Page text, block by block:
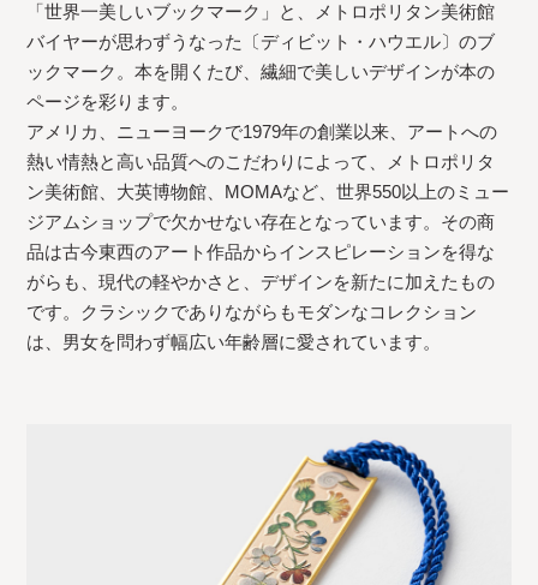
「世界一美しいブックマーク」と、メトロポリタン美術館
バイヤーが思わずうなった〔ディビット・ハウエル〕のブ
ックマーク。本を開くたび、繊細で美しいデザインが本の
ページを彩ります。
アメリカ、ニューヨークで1979年の創業以来、アートへの
熱い情熱と高い品質へのこだわりによって、メトロポリタ
ン美術館、大英博物館、MOMAなど、世界550以上のミュー
ジアムショップで欠かせない存在となっています。その商
品は古今東西のアート作品からインスピレーションを得な
がらも、現代の軽やかさと、デザインを新たに加えたもの
です。クラシックでありながらもモダンなコレクション
は、男女を問わず幅広い年齢層に愛されています。